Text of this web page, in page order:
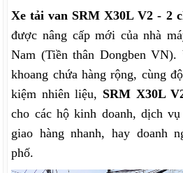
Xe tải van SRM X30L V2 - 2
được nâng cấp mới của nhà
Nam (Tiền thân Dongben VN).
khoang chứa hàng rộng, cùng
kiệm nhiên liệu, SRM X30L
cho các hộ kinh doanh, dịch
giao hàng nhanh, hay doanh
phố.